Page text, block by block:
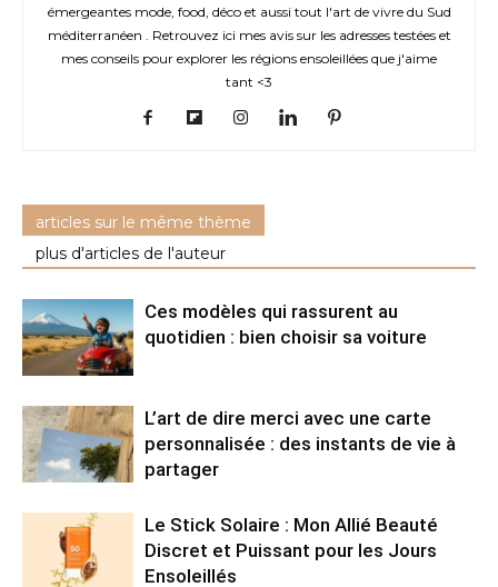
émergeantes mode, food, déco et aussi tout l'art de vivre du Sud
méditerranéen . Retrouvez ici mes avis sur les adresses testées et
mes conseils pour explorer les régions ensoleillées que j'aime
tant <3
articles sur le même thème
plus d'articles de l'auteur
Ces modèles qui rassurent au
quotidien : bien choisir sa voiture
L’art de dire merci avec une carte
personnalisée : des instants de vie à
partager
Le Stick Solaire : Mon Allié Beauté
Discret et Puissant pour les Jours
Ensoleillés